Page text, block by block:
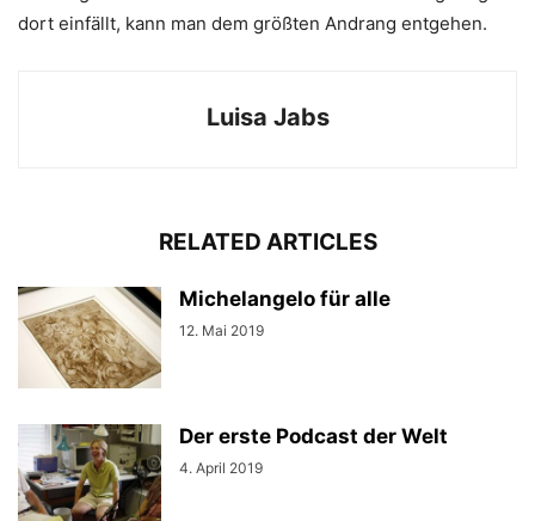
dort einfällt, kann man dem größten Andrang entgehen.
Luisa Jabs
RELATED ARTICLES
Michelangelo für alle
12. Mai 2019
Der erste Podcast der Welt
4. April 2019